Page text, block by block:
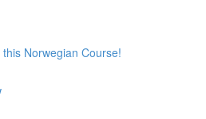
Norwegian Course!